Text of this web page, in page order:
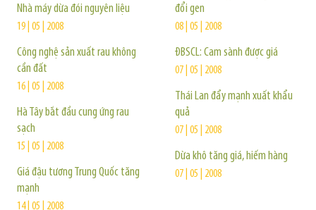
Nhà máy dừa đói nguyên liệu
19 | 05 | 2008
Công nghệ sản xuất rau không
cần đất
16 | 05 | 2008
Hà Tây bắt đầu cung ứng rau
sạch
15 | 05 | 2008
Giá đậu tương Trung Quốc tăng
mạnh
14 | 05 | 2008
đổi gen
08 | 05 | 2008
ĐBSCL: Cam sành được giá
07 | 05 | 2008
Thái Lan đẩy mạnh xuất khẩu
quả
07 | 05 | 2008
Dừa khô tăng giá, hiếm hàng
07 | 05 | 2008